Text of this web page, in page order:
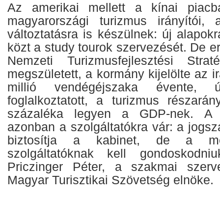
Az amerikai mellett a kínai
magyarországi turizmus irányítói,
változtatásra is készülnek: új
közt a study tourok szervezését. De
Nemzeti Turizmusfejlesztési
megszületett, a kormány kijelölte az
millió vendégéjszaka
foglalkoztatott, a turizmus
százaléka legyen a GDP-nek. A
azonban a szolgáltatókra vár: a
biztosítja a kabinet, de a
szolgáltatóknak kell
Priczinger Péter, a szakmai
Magyar Turisztikai Szövetség elnöke.